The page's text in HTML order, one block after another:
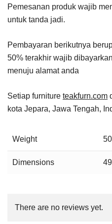
Pemesanan produk wajib
untuk tanda jadi.
Pembayaran berikutnya
50% terakhir wajib
menuju alamat anda
Setiap furniture teakfurn.com
kota Jepara, Jawa Tengah,
Weight
Dimensions
There are no reviews yet.